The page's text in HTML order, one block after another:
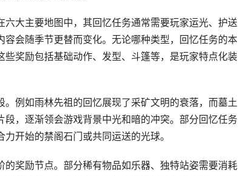
大主要地图中，其回忆任务通常需要玩家运光、护送
会随季节更替而变化。无论哪种类型，回忆任务的本
奖励包括基础动作、发型、斗篷等，是玩家特点化装
例如雨林先祖的回忆展现了采矿文明的衰落，而墓土
，逐渐领会游戏背景中光和暗的冲突。部分回忆任务
开始的禁阁石门或共同运送的光球。
奖励节点。部分稀有物品如乐器、独特站姿需要消耗